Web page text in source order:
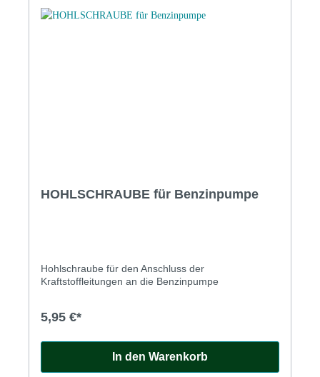
HOHLSCHRAUBE für Benzinpumpe
Hohlschraube für den Anschluss der
Kraftstoffleitungen an die Benzinpumpe
5,95 €*
In den Warenkorb